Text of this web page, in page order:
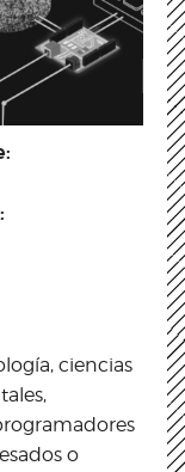
ciencias
o